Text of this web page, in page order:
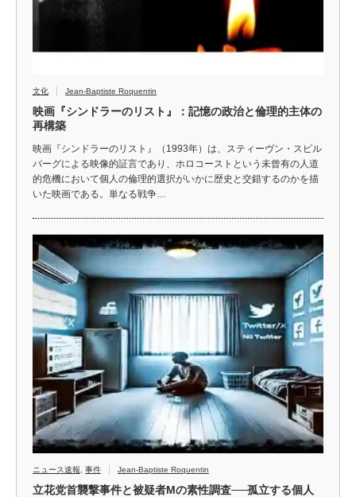
文化 Jean-Baptiste Roquentin
映画『シンドラーのリスト』：記憶の政治と倫理的主体の
再構築
映画『シンドラーのリスト』（1993年）は、スティーヴン・スピル
バーグによる映像的証言であり、ホロコーストという未曾有の人道
的危機において個人の倫理的選択がいかに歴史と交錯するのかを描
いた映画である。単なる戦争…
ニュース速報 事件 Jean-Baptiste Roquentin
立花党首襲撃事件と被疑者Mの素性調査──孤立する個人